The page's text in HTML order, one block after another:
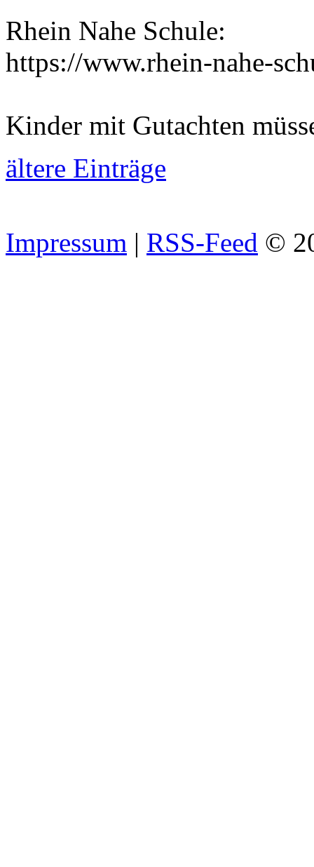
Rhein Nahe Schule:
https://www.rhein-nahe-
Kinder mit Gutachten
ältere Einträge
Impressum | RSS-Feed ©